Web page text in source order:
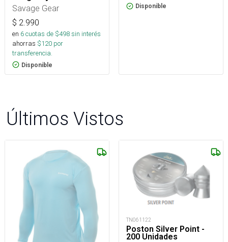
Savage Gear
$ 2.990
en 6cuotas de $498sin interés
ahorras $120 por
transferencia.
Disponible
Disponible
Últimos Vistos
TN061122
Poston Silver Point -
200 Unidades